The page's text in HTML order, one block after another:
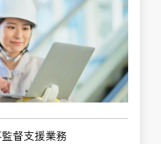
督支援業務